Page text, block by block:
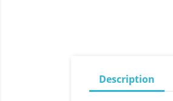
Description